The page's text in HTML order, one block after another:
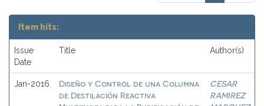
Item hits:
Issue
Date
Title Author(s)
Jan-2016
Diseño y Control de una Columna
de Destilación Reactiva
CESAR
RAMIREZ